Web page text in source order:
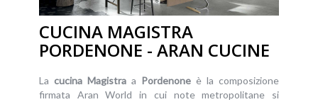
CUCINA MAGISTRA
PORDENONE - ARAN CUCINE
La cucina Magistra a Pordenone è la composizione
firmata Aran World in cui note metropolitane si